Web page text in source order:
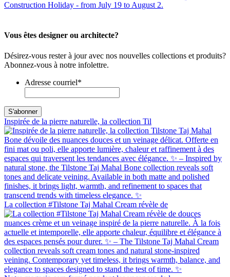
Vous êtes designer ou architecte?
Désirez-vous rester à jour avec nos nouvelles collections et produits?
Abonnez-vous à notre infolettre.
Adresse courriel*
Inspirée de la pierre naturelle, la collection Til
La collection #Tilstone Taj Mahal Cream révèle de